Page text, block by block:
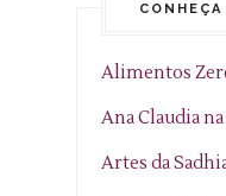
Alimentos
Ana Claudia
Artes da